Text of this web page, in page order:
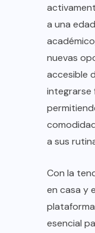
a una
nuevas
accesible
integrarse
a sus
Con la
en casa y
esencial